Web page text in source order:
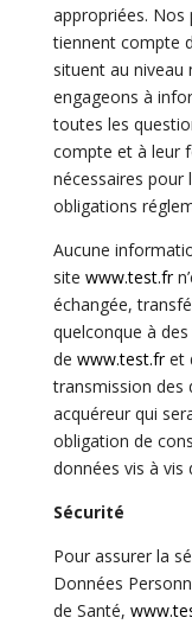
appropriées. Nos
tiennent compte
situent au niveau
engageons à
toutes les
compte et à leur
nécessaires pour
obligations
Aucune
site www.test.fr
échangée,
quelconque à
de www.test.fret
transmission des
acquéreur qui
obligation de
données vis à vis
Sécurité
Pour assurer la
Données
de Santé,